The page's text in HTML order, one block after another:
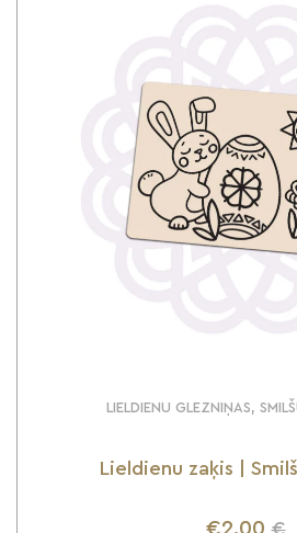
LIELDIENU GLEZNIŅAS,
Lieldienu zaķis |
€2.00 €